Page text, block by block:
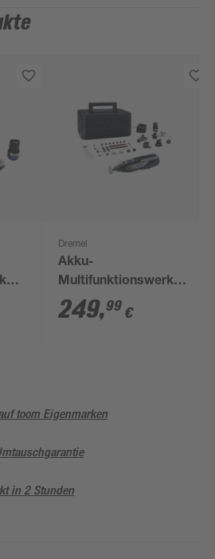
Dremel
Akku-
Multifunktionswerkzeug-
Set '8250-5/65
Platinum+' 12 V mit
249,99 €
toom Eigenmarken
in 2 Stunden